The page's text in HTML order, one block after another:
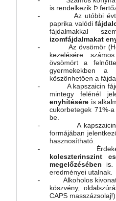
is rendelkezik Þ
-
Az utóbbi
paprika valódi
fájdalmakkal
izomfájdalmakat
-
Az övsömör
kezelésére
övsömört a
gyermekekben a
köszönhetően a
-
A kapszaicin
mintegy felénél
enyhítésére is
cukorbetegek 71%-
be.
-
A
formájában
hasznosítható.
-
koleszterinszint
megelőzésében is.
eredményei utalnak.
-
Alkoholos
köszvény,
CAPS masszázsolaj!)